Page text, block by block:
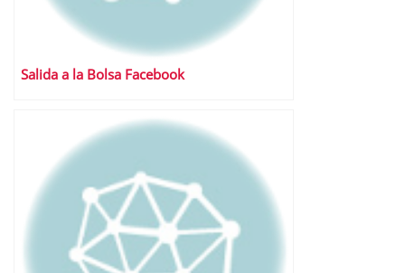
Salida a la Bolsa Facebook